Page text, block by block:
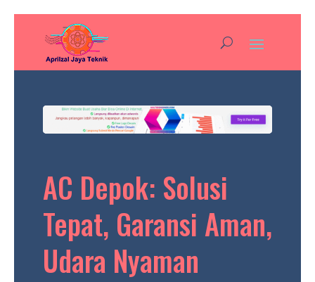
AC Depok: Solusi
Tepat, Garansi Aman,
Udara Nyaman